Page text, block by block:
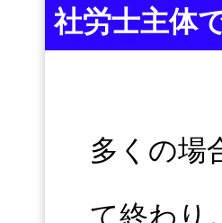
社労士主体
多くの場
て終わり